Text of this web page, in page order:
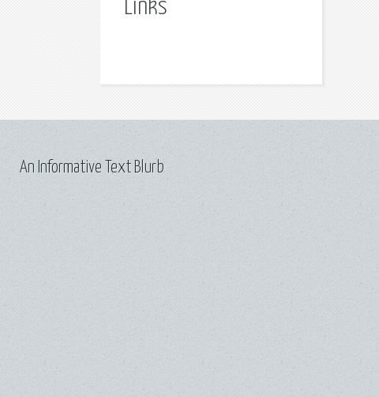
Links
An Informative Text Blurb